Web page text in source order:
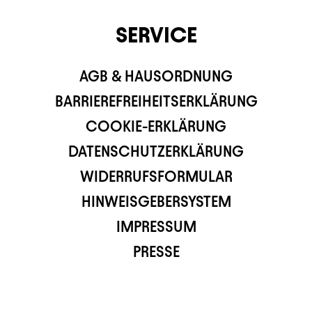
SERVICE
AGB & HAUSORDNUNG
BARRIEREFREIHEITSERKLÄRUNG
COOKIE-ERKLÄRUNG
DATENSCHUTZERKLÄRUNG
WIDERRUFSFORMULAR
HINWEISGEBERSYSTEM
IMPRESSUM
PRESSE